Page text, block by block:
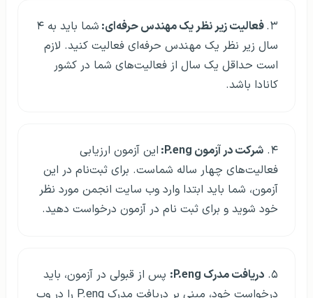
۳. فعالیت زیر نظر یک مهندس حرفه‌ای:
شما باید به ۴
سال زیر نظر یک مهندس حرفه‌ای فعالیت کنید. لازم
است حداقل یک سال از فعالیت‌های شما در کشور
کانادا باشد.
۴. شرکت در آزمون P.eng:
این آزمون ارزیابی
فعالیت‌های چهار ساله شماست. برای ثبت‌نام در این
آزمون، شما باید ابتدا وارد وب سایت انجمن مورد نظر
خود شوید و برای ثبت نام در آزمون درخواست دهید.
۵. دریافت مدرک P.eng:
پس از قبولی در آزمون، باید
درخواست خود، مبنی بر دریافت مدرک P.eng را در وب